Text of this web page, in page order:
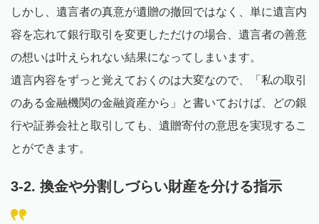
しかし、遺言者の真意が遺贈の撤回ではなく、単に遺言内
容を忘れて銀行取引を変更しただけの場合、遺言者の善意
の想いは叶えられない結果になってしまいます。
遺言内容をずっと覚えておくのは大変なので、「私の取引
のある金融機関の金融資産から」と書いておけば、どの銀
行や証券会社と取引しても、遺贈寄付の意思を実現するこ
とができます。
3-2. 換金や分割しづらい財産を分ける指示